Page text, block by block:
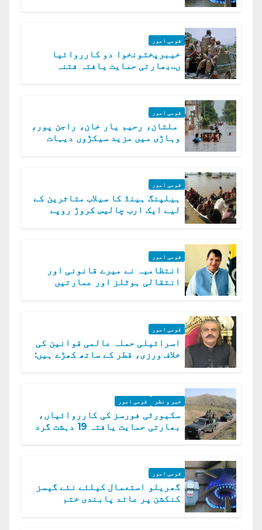
قومی امور
خیبرپختونخوا دو کارروائیا
ں..بھارتی حمایت یافتہ فتنہ
قومی امور
ملتان، رحیم یار خان، راجن پور،
وہاڑی میں مزید سیکڑوں دیہات
قومی امور
ہیلپنگ ہینڈ کا سیلاب متاثرین کے
لیے ایک ارب چالیس کروڑ روپے
قومی امور
انتظامیہ نے میرے قانونی اور
انتقالی ہوٹلز اور عمارتیں
قومی امور
اسرائیلی حملہ عالمی قوانین کی
خلاف ورزی، قطر کے ساتھ کھڑے ہیں:
خبر و نظر قومی امور
سکیورٹی فورسز کی کارروائیاں،
بھارتی حمایت یافتہ 19 دہشت گرد
قومی امور
گھریلو استعمال کیلئے نئے گیسز
کنکشن پر عائد پابندی ختم